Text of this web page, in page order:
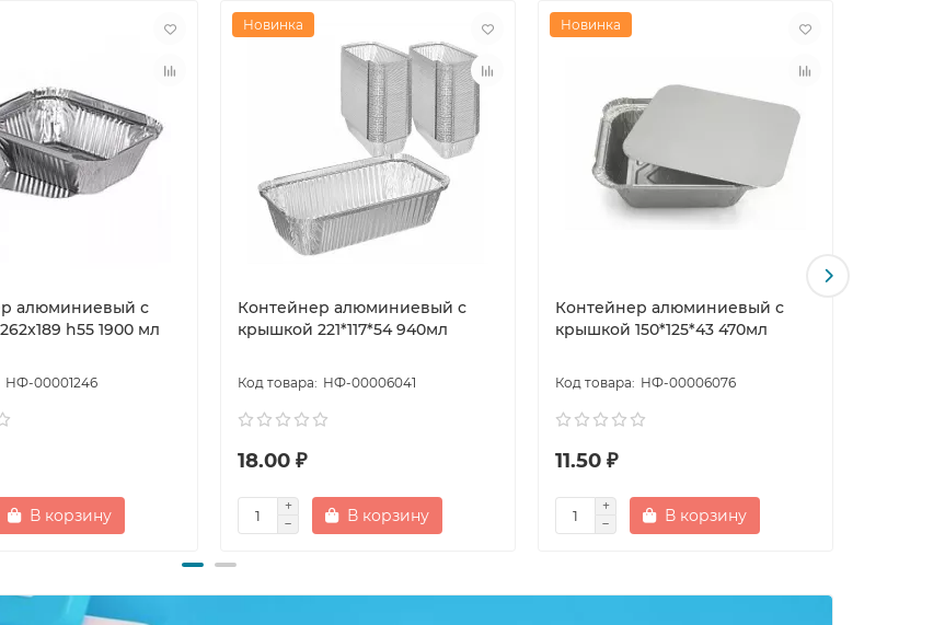
алюминиевый с
h55 1900 мл
НФ-00001246
В корзину
Новинка
Контейнер алюминиевый с
крышкой 221*117*54 940мл
НФ-00006041
18.00 ₽
В корзину
Новинка
Контейнер алюминиевый с
крышкой 150*125*43 470мл
НФ-00006076
11.50 ₽
В корзину